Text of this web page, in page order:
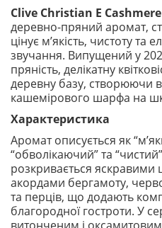
Clive Christian E
деревно-пряний аромат,
цінує м’якість, чистоту та
звучання. Випущений у
пряність, делікатну
деревну базу, створюючи
кашемірового шарфа на
Характеристика
Аромат описується як
“обволікаючий” та
розкривається
акордами бергамоту,
та перців, що додають
благородної гостроти. У